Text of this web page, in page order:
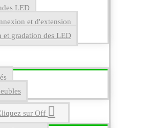
LED
et d'extension
et gradation des LED
sur Off